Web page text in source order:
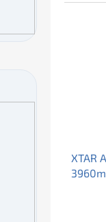
XTAR